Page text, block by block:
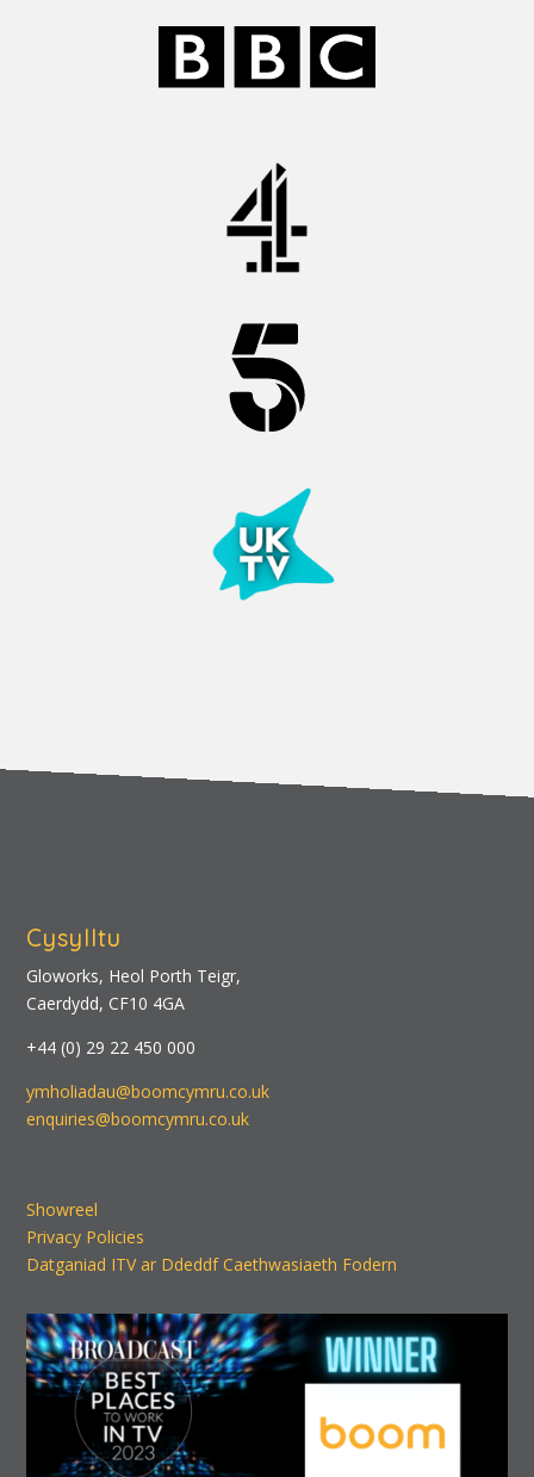
Cysylltu
Gloworks, Heol Porth Teigr,
Caerdydd, CF10 4GA
+44 (0) 29 22 450 000
ymholiadau@boomcymru.co.uk
enquiries@boomcymru.co.uk
Showreel
Privacy Policies
Datganiad ITV ar Ddeddf Caethwasiaeth Fodern